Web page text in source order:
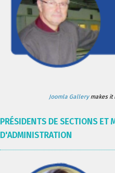
Joomla Gallerymakes it
PRÉSIDENTS DE SECTIONS ET
D'ADMINISTRATION